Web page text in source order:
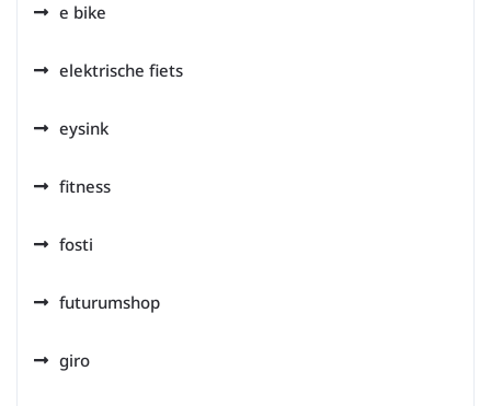
e bike
elektrische fiets
eysink
fitness
fosti
futurumshop
giro